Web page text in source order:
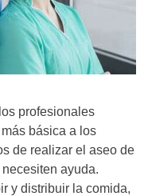
profesionales
básica a los
de realizar el aseo de
ayuda.
y distribuir la comida,